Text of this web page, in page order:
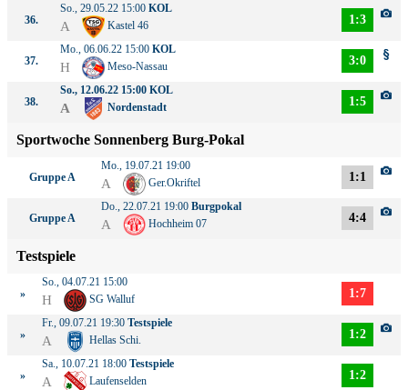
36.
So., 29.05.22 15:00 KOL
A Kastel 46 1:3
37.
Mo., 06.06.22 15:00 KOL
H Meso-Nassau 3:0
38.
So., 12.06.22 15:00 KOL
A Nordenstadt 1:5
Sportwoche Sonnenberg Burg-Pokal
Gruppe A
Mo., 19.07.21 19:00
A Ger.Okriftel 1:1
Gruppe A
Do., 22.07.21 19:00 Burgpokal
A Hochheim 07 4:4
Testspiele
»
So., 04.07.21 15:00
H SG Walluf 1:7
»
Fr., 09.07.21 19:30 Testspiele
A Hellas Schi. 1:2
»
Sa., 10.07.21 18:00 Testspiele
A Laufenselden 1:2